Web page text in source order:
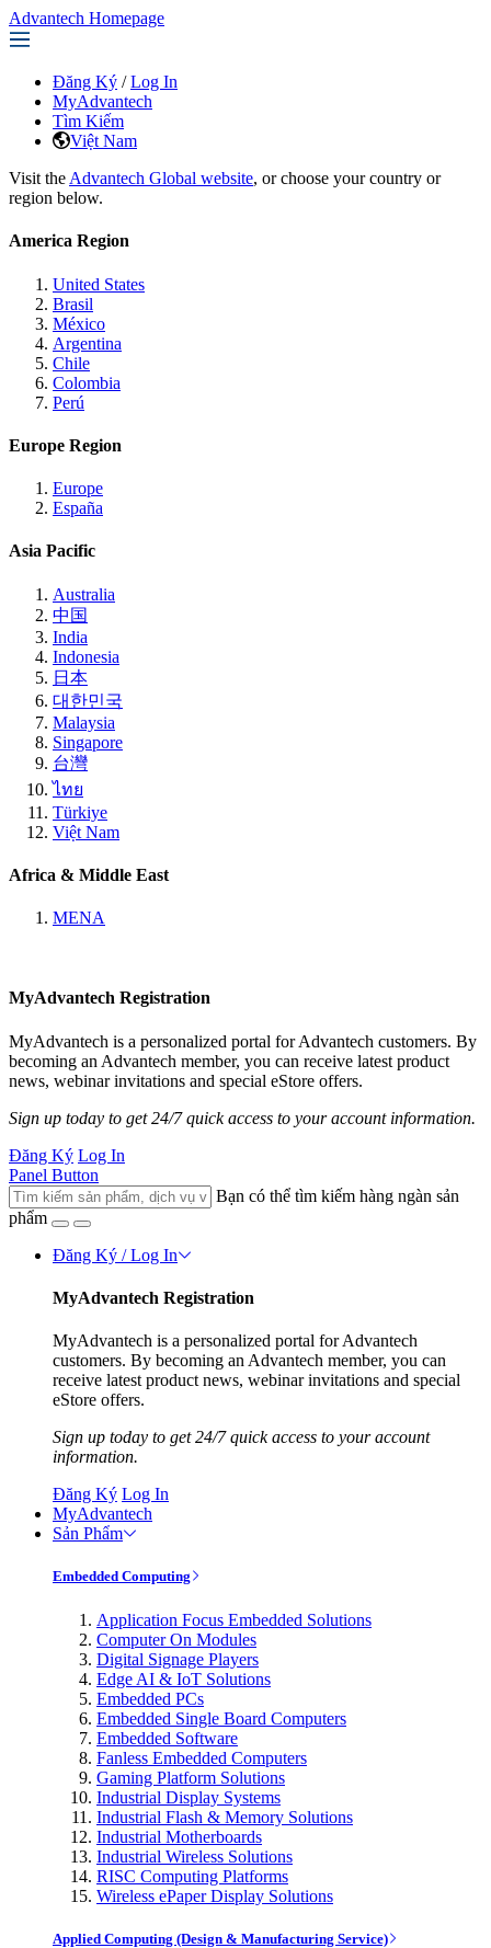
Advantech Homepage
Đăng Ký / Log In
MyAdvantech
Tìm Kiếm
Việt Nam
Visit the Advantech Global website, or choose your country or
region below.
America Region
United States
Brasil
México
Argentina
Chile
Colombia
Perú
Europe Region
Europe
España
Asia Pacific
Australia
中国
India
Indonesia
日本
대한민국
Malaysia
Singapore
台灣
ไทย
Türkiye
Việt Nam
Africa & Middle East
MENA
MyAdvantech Registration
MyAdvantech is a personalized portal for Advantech customers. By
becoming an Advantech member, you can receive latest product
news, webinar invitations and special eStore offers.
Sign up today to get 24/7 quick access to your account information.
Đăng Ký Log In
Panel Button
Bạn có thể tìm kiếm hàng ngàn sản
phẩm
Đăng Ký / Log In
MyAdvantech Registration
MyAdvantech is a personalized portal for Advantech
customers. By becoming an Advantech member, you can
receive latest product news, webinar invitations and special
eStore offers.
Sign up today to get 24/7 quick access to your account
information.
Đăng Ký Log In
MyAdvantech
Sản Phẩm
Embedded Computing
Application Focus Embedded Solutions
Computer On Modules
Digital Signage Players
Edge AI & IoT Solutions
Embedded PCs
Embedded Single Board Computers
Embedded Software
Fanless Embedded Computers
Gaming Platform Solutions
Industrial Display Systems
Industrial Flash & Memory Solutions
Industrial Motherboards
Industrial Wireless Solutions
RISC Computing Platforms
Wireless ePaper Display Solutions
Applied Computing (Design & Manufacturing Service)